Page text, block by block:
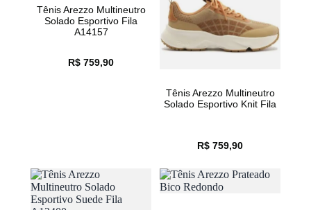
Tênis Arezzo Multineutro
Solado Esportivo Fila
A14157
R$ 759,90
Tênis Arezzo Multineutro
Solado Esportivo Knit Fila
R$ 759,90